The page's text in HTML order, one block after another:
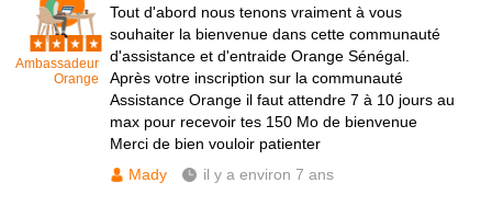
Ambassadeur
Orange
Tout d'abord nous tenons vraiment à vous
souhaiter la bienvenue dans cette communauté
d'assistance et d'entraide Orange Sénégal.
Après votre inscription sur la communauté
Assistance Orange il faut attendre 7 à 10 jours au
max pour recevoir tes 150 Mo de bienvenue
Merci de bien vouloir patienter
Mady
il y a environ 7 ans